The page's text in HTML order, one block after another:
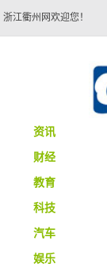
浙江衢州网欢迎您！
资讯
财经
教育
科技
汽车
娱乐